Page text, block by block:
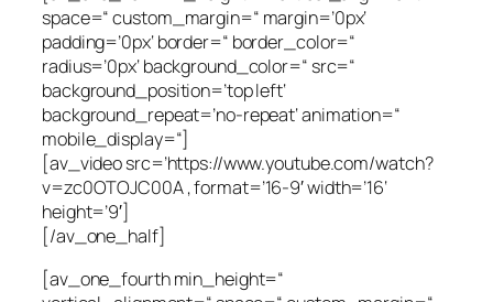
space=“ custom_margin=“ margin=’0px‘
padding=’0px‘ border=“ border_color=“
radius=’0px‘ background_color=“ src=“
background_position=’top left‘
background_repeat=’no-repeat‘ animation=“
mobile_display=“]
[av_video src=’https://www.youtube.com/watch?
v=zc0OTOJC00A ‚ format=’16-9′ width=’16‘
height=’9′]
[/av_one_half]
[av_one_fourth min_height=“